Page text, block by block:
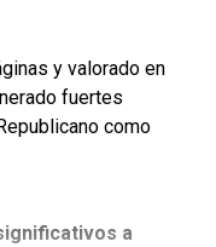
y valorado en
fuertes
como
a